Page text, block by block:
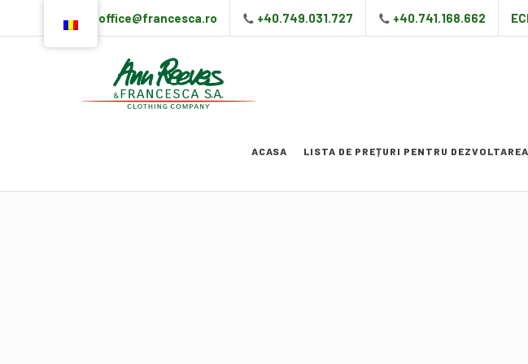
office@francesca.ro +40.749.031.727 +40.741.168.662
ACASA LISTA DE PREȚURI PENTRU